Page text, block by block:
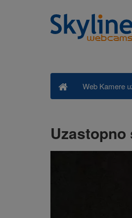
Web Kamere
Uzastopno